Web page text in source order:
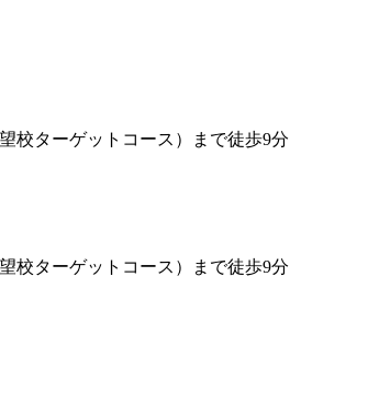
校ターゲットコース）まで徒歩9分
校ターゲットコース）まで徒歩9分